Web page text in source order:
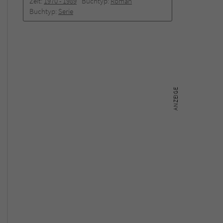
Buchtyp: Serie